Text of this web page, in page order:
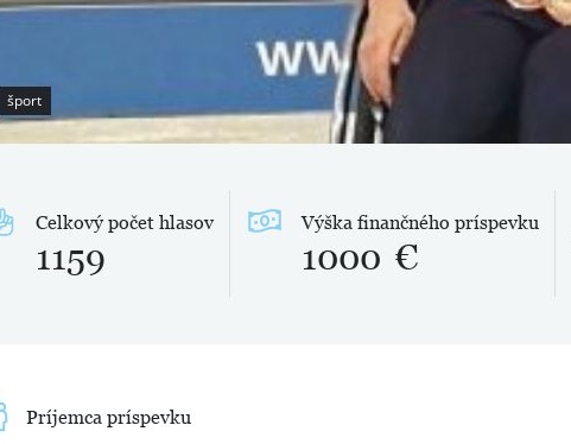
šport
Celkový počet hlasov
1159
Výška finančného príspevku
1000 €
Príjemca príspevku